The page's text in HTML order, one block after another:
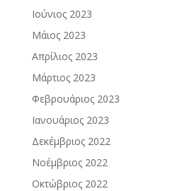
Ιούνιος 2023
Μάιος 2023
Απρίλιος 2023
Μάρτιος 2023
Φεβρουάριος 2023
Ιανουάριος 2023
Δεκέμβριος 2022
Νοέμβριος 2022
Οκτώβριος 2022